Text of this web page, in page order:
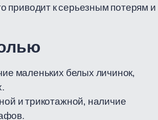
приводит к серьезным потерям и
маленьких белых личинок,
и трикотажной, наличие